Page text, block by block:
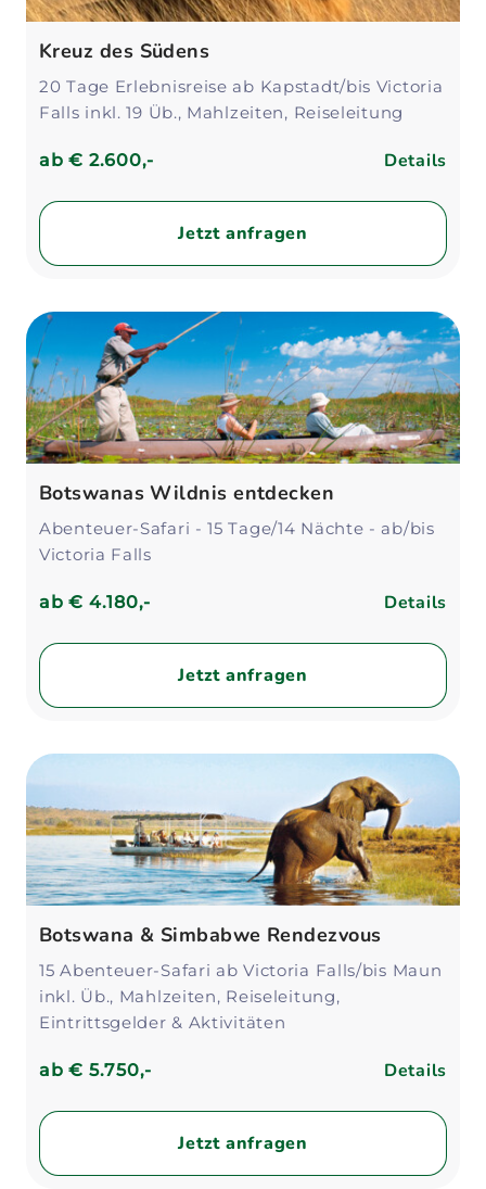
Kreuz des Südens
20 Tage Erlebnisreise ab Kapstadt/bis Victoria
Falls inkl. 19 Üb., Mahlzeiten, Reiseleitung
ab€ 2.600,- Details
Jetzt anfragen
Botswanas Wildnis entdecken
Abenteuer-Safari - 15 Tage/14 Nächte - ab/bis
Victoria Falls
ab€ 4.180,- Details
Jetzt anfragen
Botswana & Simbabwe Rendezvous
15 Abenteuer-Safari ab Victoria Falls/bis Maun
inkl. Üb., Mahlzeiten, Reiseleitung,
Eintrittsgelder & Aktivitäten
ab€ 5.750,- Details
Jetzt anfragen